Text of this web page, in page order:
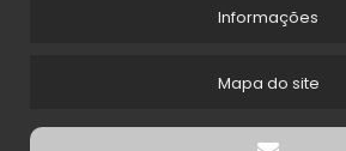
Informações
Mapa do site